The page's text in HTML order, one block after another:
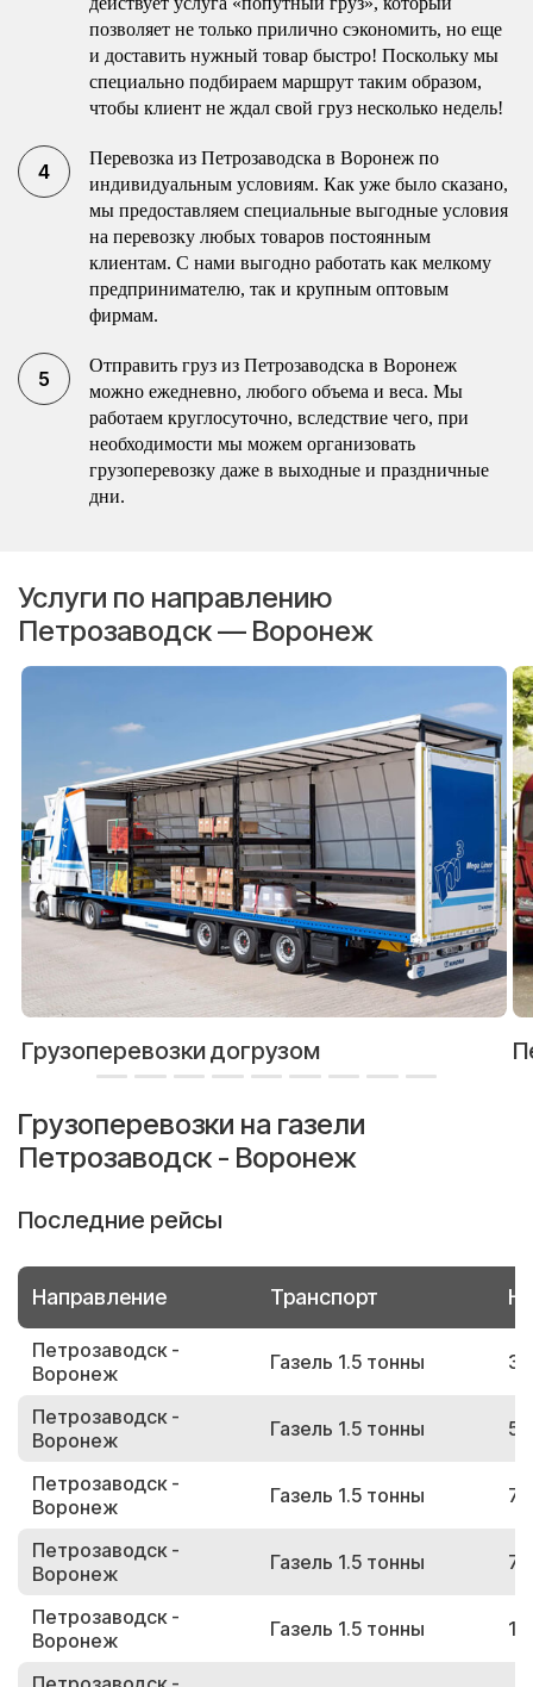
позволяет не только прилично сэкономить, но еще
и доставить нужный товар быстро! Поскольку мы
специально подбираем маршрут таким образом,
чтобы клиент не ждал свой груз несколько недель!
Перевозка из Петрозаводска в Воронеж по
индивидуальным условиям. Как уже было сказано,
мы предоставляем специальные выгодные условия
на перевозку любых товаров постоянным
клиентам. С нами выгодно работать как мелкому
предпринимателю, так и крупным оптовым
фирмам.
Отправить груз из Петрозаводска в Воронеж
можно ежедневно, любого объема и веса. Мы
работаем круглосуточно, вследствие чего, при
необходимости мы можем организовать
грузоперевозку даже в выходные и праздничные
дни.
Услуги по направлению
Петрозаводск — Воронеж
Грузоперевозки догрузом
Грузоперевозки на газели
Петрозаводск - Воронеж
Последние рейсы
Направление Транспорт
Петрозаводск -
Воронеж
Газель 1.5 тонны
Петрозаводск -
Воронеж
Газель 1.5 тонны
Петрозаводск -
Воронеж
Газель 1.5 тонны
Петрозаводск -
Воронеж
Газель 1.5 тонны
Петрозаводск -
Воронеж
Газель 1.5 тонны